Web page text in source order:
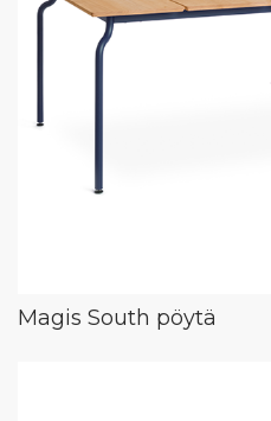
Magis South pöytä